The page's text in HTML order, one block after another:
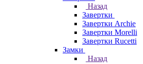
Назад
Завертки
Завертки Archie
Завертки Morelli
Завертки Rucetti
Замки
Назад